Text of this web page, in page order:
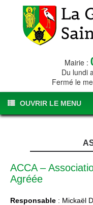
Mairie :
Du lundi
Fermé le
OUVRIR LE MENU
ACCA –
Agréée
Responsable : Mickaël